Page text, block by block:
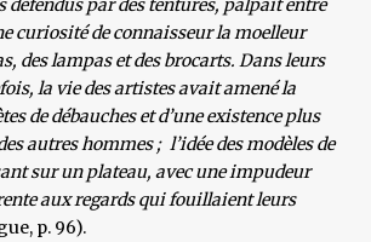
défendus par des tentures, palpait entre
curiosité de connaisseur la moelleur
des lampas et des brocarts. Dans leurs
la vie des artistes avait amené la
de débauches et d’une existence plus
autres hommes ; l’idée des modèles de
sur un plateau, avec une impudeur
aux regards qui fouillaient leurs
p. 96).